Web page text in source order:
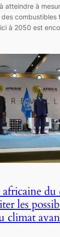
atteindre à
combustibles
à 2050 est
africaine
les
climat